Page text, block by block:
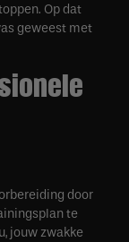
Op dat
geweest met
door
te
jouw zwakke